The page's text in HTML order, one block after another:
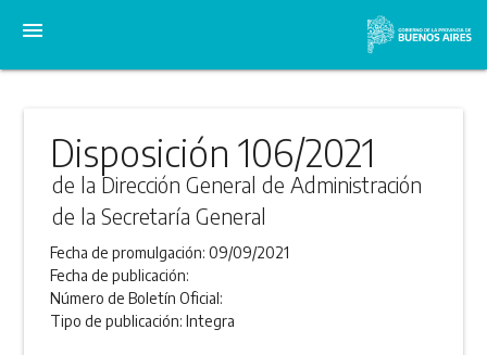
menu
Disposición 106/2021
de la Dirección General de Administración
de la Secretaría General
Fecha de promulgación:09/09/2021
Fecha de publicación:
Número de Boletín Oficial:
Tipo de publicación:Integra